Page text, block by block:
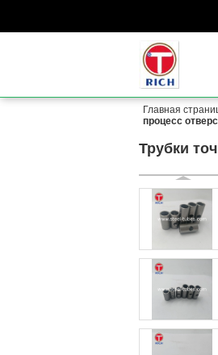
Главная
процесс
Трубки